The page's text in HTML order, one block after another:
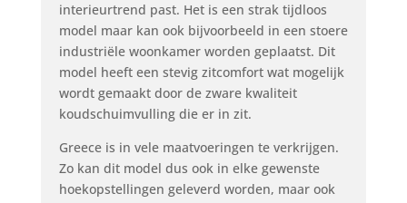
interieurtrend past. Het is een strak tijdloos
model maar kan ook bijvoorbeeld in een stoere
industriële woonkamer worden geplaatst. Dit
model heeft een stevig zitcomfort wat mogelijk
wordt gemaakt door de zware kwaliteit
koudschuimvulling die er in zit.
Greece is in vele maatvoeringen te verkrijgen.
Zo kan dit model dus ook in elke gewenste
hoekopstellingen geleverd worden, maar ook